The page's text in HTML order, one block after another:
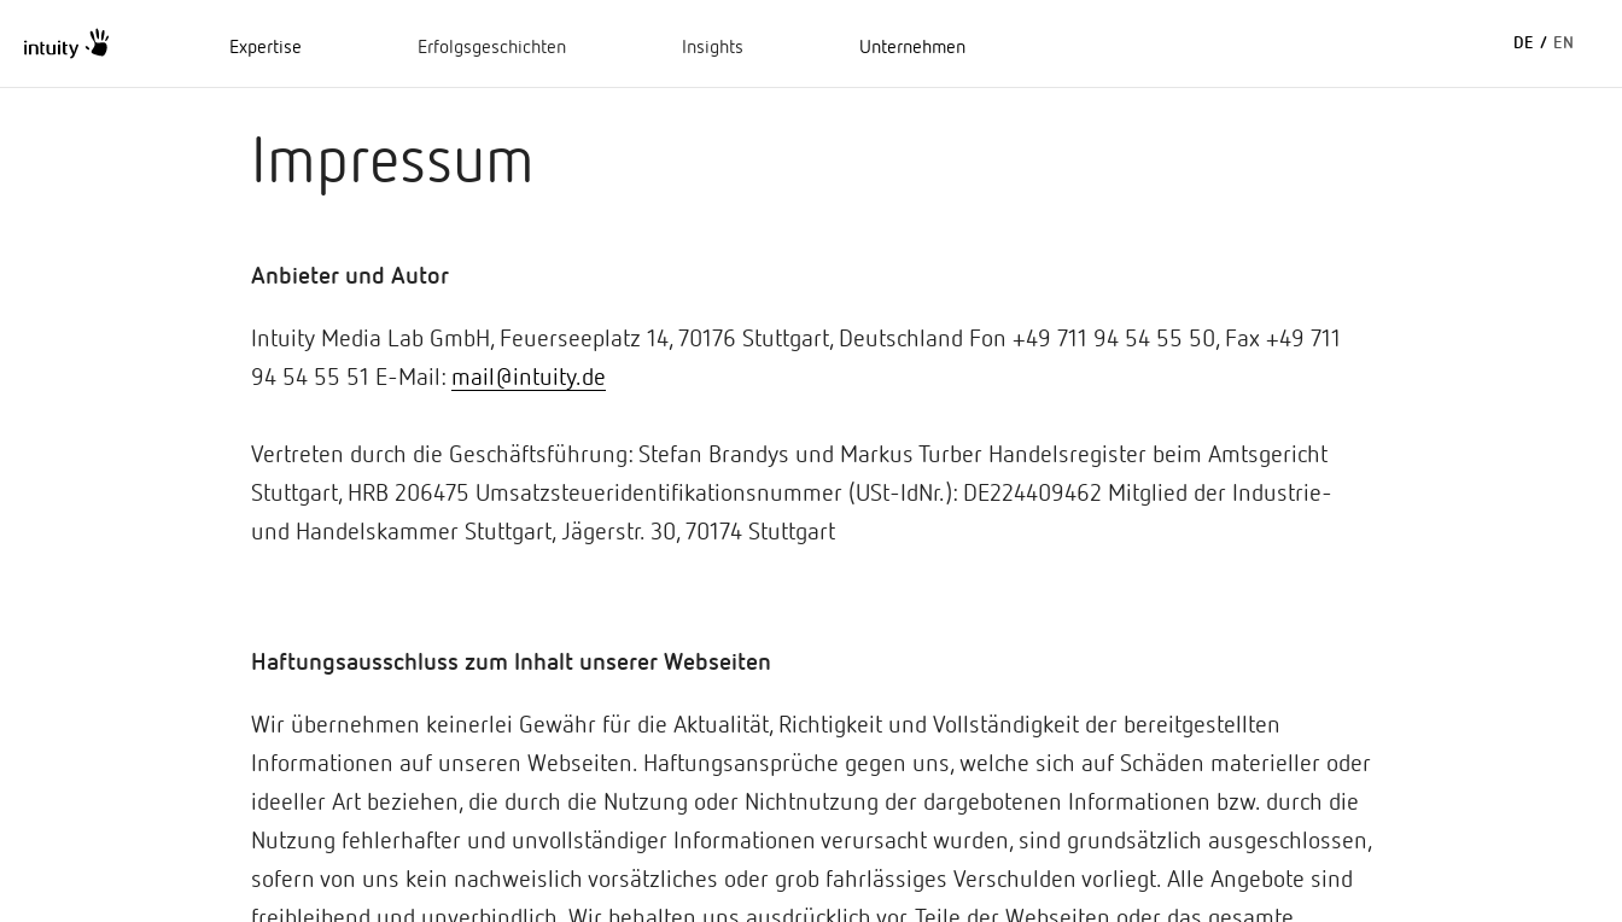
Expertise Erfolgsgeschichten Insights Unternehmen DE / EN
Impressum
Anbieter und Autor
Intuity Media Lab GmbH, Feuerseeplatz 14, 70176 Stuttgart, Deutschland Fon +49 711 94 54 55 50, Fax +49 711
94 54 55 51 E-Mail: mail@intuity.de
Vertreten durch die Geschäftsführung: Stefan Brandys und Markus Turber Handelsregister beim Amtsgericht
Stuttgart, HRB 206475 Umsatzsteueridentifikationsnummer (USt-IdNr.): DE224409462 Mitglied der Industrie-
und Handelskammer Stuttgart, Jägerstr. 30, 70174 Stuttgart
Haftungsausschluss zum Inhalt unserer Webseiten
Wir übernehmen keinerlei Gewähr für die Aktualität, Richtigkeit und Vollständigkeit der bereitgestellten
Informationen auf unseren Webseiten. Haftungsansprüche gegen uns, welche sich auf Schäden materieller oder
ideeller Art beziehen, die durch die Nutzung oder Nichtnutzung der dargebotenen Informationen bzw. durch die
Nutzung fehlerhafter und unvollständiger Informationen verursacht wurden, sind grundsätzlich ausgeschlossen,
sofern von uns kein nachweislich vorsätzliches oder grob fahrlässiges Verschulden vorliegt. Alle Angebote sind